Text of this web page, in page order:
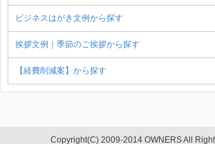
ビジネスはがき文例から探す
挨拶文例｜季節のご挨拶から探す
【経費削減案】から探す
Copyright(C) 2009-2014 OWNERS All